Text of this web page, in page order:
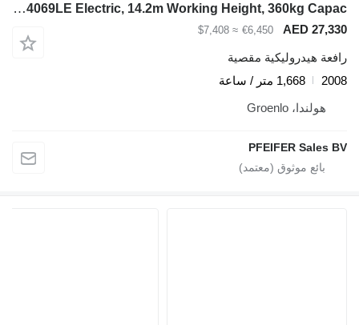
JLG 4069LE Electric, 14.2m Working Height, 360kg Capac
AED 27,330
€6,450
≈ $7,408
رافعة هيدروليكية مقصية
2008
1,668 متر / ساعة
هولندا، Groenlo
PFEIFER Sales BV